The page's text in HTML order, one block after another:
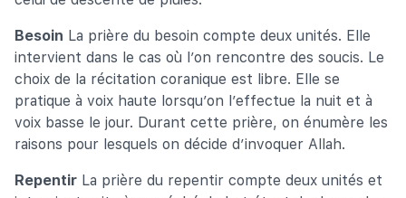
Besoin La prière du besoin compte deux unités. Elle
intervient dans le cas où l’on rencontre des soucis. Le
choix de la récitation coranique est libre. Elle se
pratique à voix haute lorsqu’on l’effectue la nuit et à
voix basse le jour. Durant cette prière, on énumère les
raisons pour lesquels on décide d’invoquer Allah.
Repentir La prière du repentir compte deux unités et